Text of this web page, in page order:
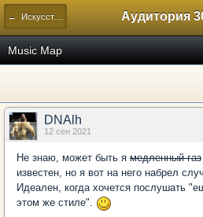
← Искусство
Music Map
DNAlh
12 сен 2021
Не знаю, может быть я медленный газ
известен, но я вот на него набрел
Идеален, когда хочется послушать
этом же стиле".